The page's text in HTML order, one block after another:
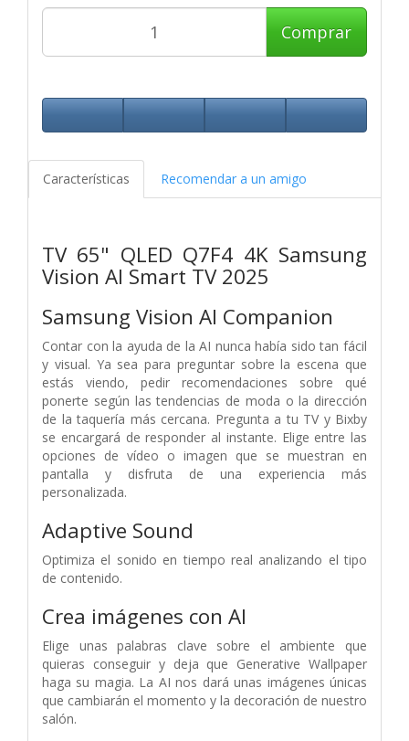
Comprar
Características Recomendar a un amigo
TV 65" QLED Q7F4 4K Samsung
Vision AI Smart TV 2025
Samsung Vision AI Companion
Contar con la ayuda de la AI nunca había sido tan fácil
y visual. Ya sea para preguntar sobre la escena que
estás viendo, pedir recomendaciones sobre qué
ponerte según las tendencias de moda o la dirección
de la taquería más cercana. Pregunta a tu TV y Bixby
se encargará de responder al instante. Elige entre las
opciones de vídeo o imagen que se muestran en
pantalla y disfruta de una experiencia más
personalizada.
Adaptive Sound
Optimiza el sonido en tiempo real analizando el tipo
de contenido.
Crea imágenes con AI
Elige unas palabras clave sobre el ambiente que
quieras conseguir y deja que Generative Wallpaper
haga su magia. La AI nos dará unas imágenes únicas
que cambiarán el momento y la decoración de nuestro
salón.